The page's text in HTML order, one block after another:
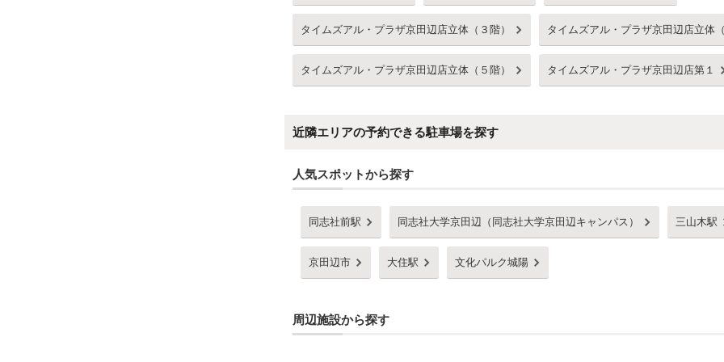
タイムズアル・プラザ京田辺店立体（３階） タイムズアル・プラザ京田辺店立体
タイムズアル・プラザ京田辺店立体（５階） タイムズアル・プラザ京田辺店第１
近隣エリアの予約できる駐車場を探す
人気スポットから探す
同志社前駅 同志社大学京田辺（同志社大学京田辺キャンパス） 三山木駅
京田辺市 大住駅 文化パルク城陽
周辺施設から探す